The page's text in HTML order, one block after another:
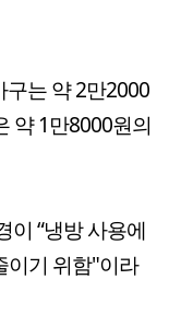
는 약 2만2000
약 1만8000원의
이 “냉방 사용에
이기 위함"이라